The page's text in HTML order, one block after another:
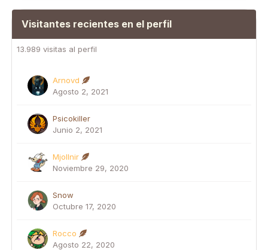
Visitantes recientes en el perfil
13.989 visitas al perfil
Arnovd
Agosto 2, 2021
Psicokiller
Junio 2, 2021
Mjollnir
Noviembre 29, 2020
Snow
Octubre 17, 2020
Rocco
Agosto 22, 2020